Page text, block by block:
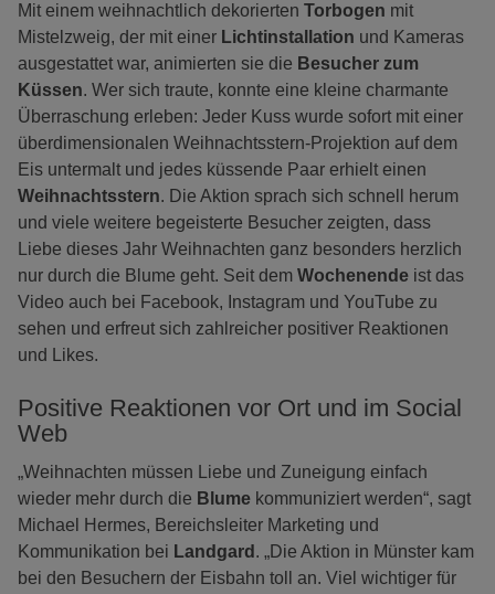
Mit einem weihnachtlich dekorierten Torbogen mit
Mistelzweig, der mit einer Lichtinstallation und Kameras
ausgestattet war, animierten sie die Besucher zum
Küssen. Wer sich traute, konnte eine kleine charmante
Überraschung erleben: Jeder Kuss wurde sofort mit einer
überdimensionalen Weihnachtsstern-Projektion auf dem
Eis untermalt und jedes küssende Paar erhielt einen
Weihnachtsstern. Die Aktion sprach sich schnell herum
und viele weitere begeisterte Besucher zeigten, dass
Liebe dieses Jahr Weihnachten ganz besonders herzlich
nur durch die Blume geht. Seit dem Wochenende ist das
Video auch bei Facebook, Instagram und YouTube zu
sehen und erfreut sich zahlreicher positiver Reaktionen
und Likes.
Positive Reaktionen vor Ort und im Social
Web
„Weihnachten müssen Liebe und Zuneigung einfach
wieder mehr durch die Blume kommuniziert werden“, sagt
Michael Hermes, Bereichsleiter Marketing und
Kommunikation bei Landgard . „Die Aktion in Münster kam
bei den Besuchern der Eisbahn toll an. Viel wichtiger für